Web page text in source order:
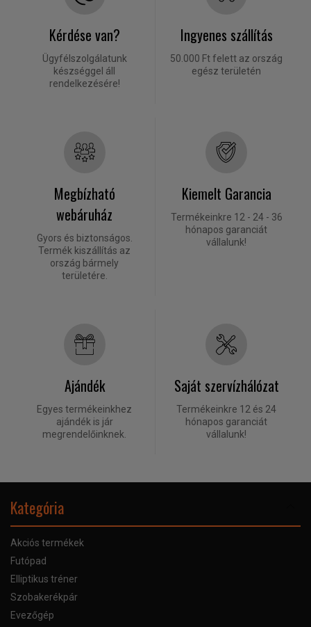
Kérdése van?
Ügyfélszolgálatunk
készséggel áll
rendelkezésére!
Ingyenes szállítás
50.000 Ft felett az ország
egész területén
Megbízható
webáruház
Gyors és biztonságos.
Termék kiszállítás az
ország bármely
területére.
Kiemelt Garancia
Termékeinkre 12 - 24 - 36
hónapos garanciát
vállalunk!
Ajándék
Egyes termékeinkhez
ajándék is jár
megrendelőinknek.
Saját szervízhálózat
Termékeinkre 12 és 24
hónapos garanciát
vállalunk!
Kategória
Akciós termékek
Futópad
Elliptikus tréner
Szobakerékpár
Evezőgép